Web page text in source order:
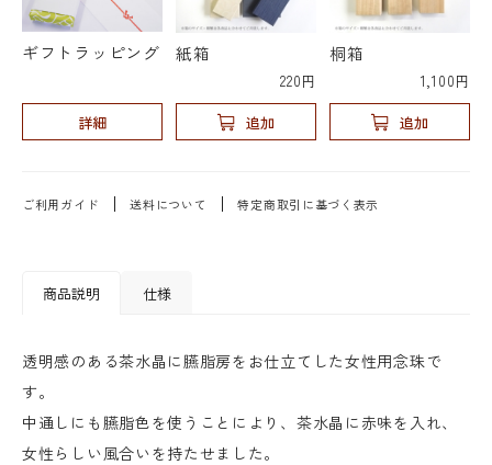
ギフトラッピング
詳細
紙箱
220円
追加
桐箱
1,100円
追加
ご利用ガイド 送料について 特定商取引に基づく表示
商品説明 仕様
透明感のある茶水晶に臙脂房をお仕立てした女性用念珠で
す。
中通しにも臙脂色を使うことにより、茶水晶に赤味を入れ、
女性らしい風合いを持たせました。